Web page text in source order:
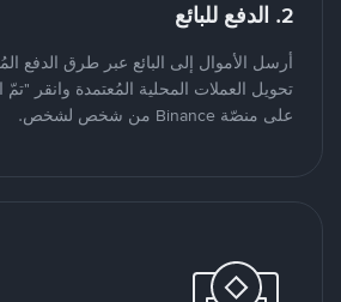
2. الدفع للبائع
أرسل الأموال إلى البائع عبر طرق الدفع
تحويل العملات المحلية المُعتمدة وانقر "تمّ
على منصّة Binance من شخص لشخص.